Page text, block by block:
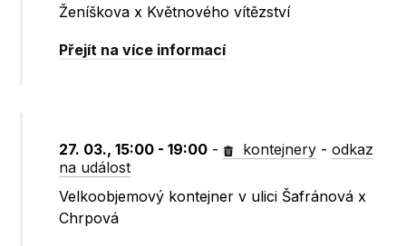
Ženíškova x Květnového vítězství
Přejít na více informací
27. 03., 15:00 - 19:00 - kontejnery -odkaz
na událost
Velkoobjemový kontejner v ulici Šafránová x
Chrpová